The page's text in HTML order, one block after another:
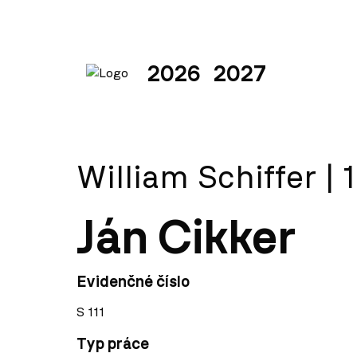
2026 2027
William Schiffer |
Ján Cikker
Evidenčné číslo
S 111
Typ práce